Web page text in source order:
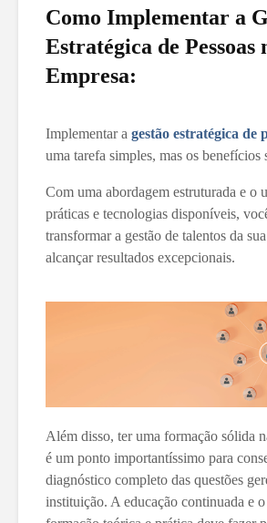
Como Implementar a
Estratégica de Pessoas
Empresa:
Implementar a gestão estratégica de
uma tarefa simples, mas os benefícios
Com uma abordagem estruturada e o
práticas e tecnologias disponíveis,
transformar a gestão de talentos da
alcançar resultados excepcionais.
Além disso, ter uma formação sólida
é um ponto importantíssimo para
diagnóstico completo das questões
instituição. A educação continuada e